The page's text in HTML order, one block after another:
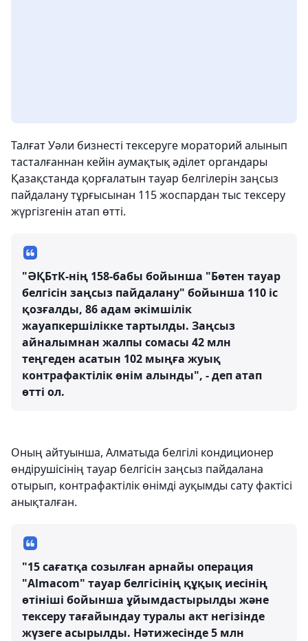
Талғат Уәли бизнесті тексеруге мораторий алынып
тасталғаннан кейін аумақтық әділет органдары
Қазақстанда қорғалатын тауар белгілерін заңсыз
пайдалану тұрғысынан 115 жоспардан тыс тексеру
жүргізгенін атап өтті.
"ӘҚБтК-нің 158-бабы бойынша "Бөтен тауар
белгісін заңсыз пайдалану" бойынша 110 іс
қозғалды, 86 адам әкімшілік
жауапкершілікке тартылды. Заңсыз
айналымнан жалпы сомасы 42 млн
теңгеден асатын 102 мыңға жуық
контрафактілік өнім алынды", - деп атап
өтті ол.
Оның айтуынша, Алматыда белгілі кондиционер
өндірушісінің тауар белгісін заңсыз пайдалана
отырып, контрафактілік өнімді ауқымды сату фактісі
анықталған.
"15 сағатқа созылған арнайы операция
"Almacom" тауар белгісінің құқық иесінің
өтініші бойынша ұйымдастырылды және
тексеру тағайындау туралы акт негізінде
жүзеге асырылды. Нәтижесінде 5 млн